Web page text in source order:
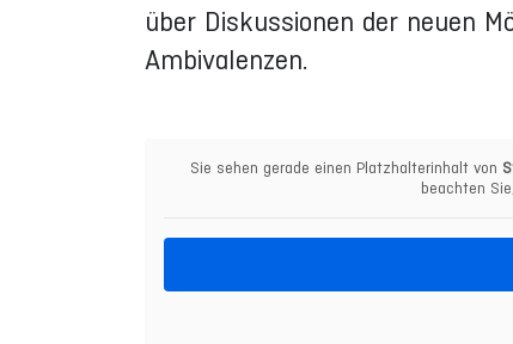
über Diskussionen der neuen
Ambivalenzen.
Sie sehen gerade einen Platzhalterinhalt von
beachten